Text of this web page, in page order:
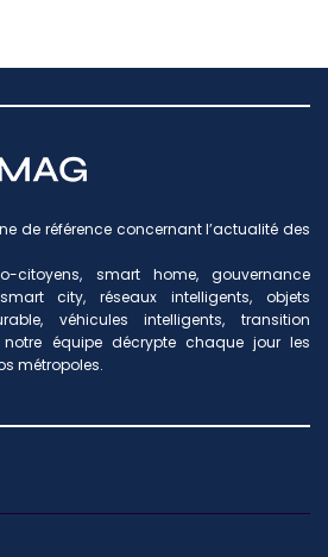
de référence concernant l’actualité des
citoyens, smart home, gouvernance
city, réseaux intelligents, objets
véhicules intelligents, transition
notre équipe décrypte chaque jour les
métropoles.